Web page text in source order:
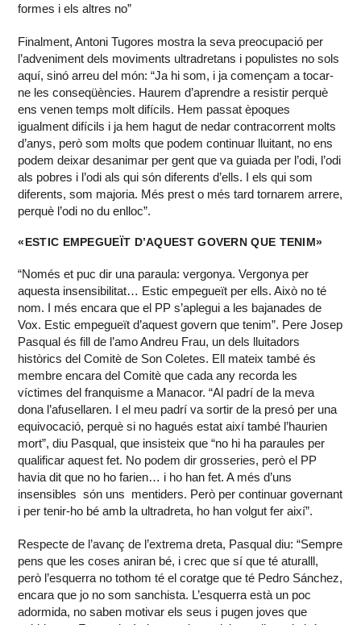
formes i els altres no”
Finalment, Antoni Tugores mostra la seva preocupació per
l’adveniment dels moviments ultradretans i populistes no sols
aquí, sinó arreu del món: “Ja hi som, i ja començam a tocar-
ne les conseqüències. Haurem d’aprendre a resistir perquè
ens venen temps molt difícils. Hem passat èpoques
igualment difícils i ja hem hagut de nedar contracorrent molts
d’anys, però som molts que podem continuar lluitant, no ens
podem deixar desanimar per gent que va guiada per l’odi, l’odi
als pobres i l’odi als qui són diferents d’ells. I els qui som
diferents, som majoria. Més prest o més tard tornarem arrere,
perquè l’odi no du enlloc”.
«ESTIC EMPEGUEÏT D’AQUEST GOVERN QUE TENIM»
“Només et puc dir una paraula: vergonya. Vergonya per
aquesta insensibilitat… Estic empegueït per ells. Això no té
nom. I més encara que el PP s’aplegui a les bajanades de
Vox. Estic empegueït d’aquest govern que tenim”. Pere Josep
Pasqual és fill de l’amo Andreu Frau, un dels lluitadors
històrics del Comitè de Son Coletes. Ell mateix també és
membre encara del Comitè que cada any recorda les
víctimes del franquisme a Manacor. “Al padrí de la meva
dona l’afusellaren. I el meu padrí va sortir de la presó per una
equivocació, perquè si no hagués estat així també l’haurien
mort”, diu Pasqual, que insisteix que “no hi ha paraules per
qualificar aquest fet. No podem dir grosseries, però el PP
havia dit que no ho farien… i ho han fet. A més d’uns
insensibles són uns mentiders. Però per continuar governant
i per tenir-ho bé amb la ultradreta, ho han volgut fer així”.
Respecte de l’avanç de l’extrema dreta, Pasqual diu: “Sempre
pens que les coses aniran bé, i crec que sí que té aturalll,
però l’esquerra no tothom té el coratge que té Pedro Sánchez,
encara que jo no som sanchista. L’esquerra està un poc
adormida, no saben motivar els seus i pugen joves que